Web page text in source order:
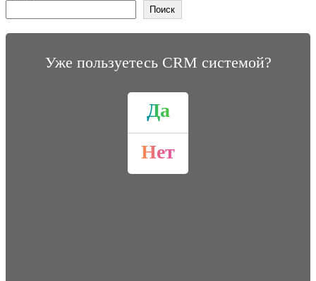
Поиск
Уже пользуетесь CRM системой?
Да
Нет